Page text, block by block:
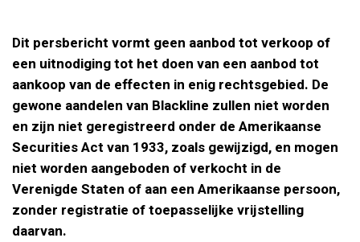
Dit persbericht vormt geen aanbod tot verkoop of
een uitnodiging tot het doen van een aanbod tot
aankoop van de effecten in enig rechtsgebied. De
gewone aandelen van Blackline zullen niet worden
en zijn niet geregistreerd onder de Amerikaanse
Securities Act van 1933, zoals gewijzigd, en mogen
niet worden aangeboden of verkocht in de
Verenigde Staten of aan een Amerikaanse persoon,
zonder registratie of toepasselijke vrijstelling
daarvan.